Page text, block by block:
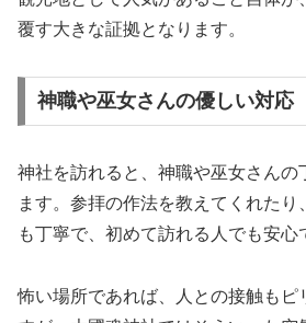
覆す大きな証拠となります。
神職や巫女さんの優しい対応
神社を訪れると、神職や巫女さんの
ます。参拝の作法を教えてくれたり
も丁寧で、初めて訪れる人でも安心
怖い場所であれば、人との接触もピ